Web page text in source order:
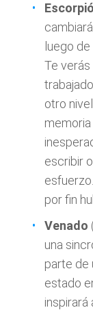
luego
Te verás
otro
escribir
por fin
Venado
una
parte de
estado
inspirará